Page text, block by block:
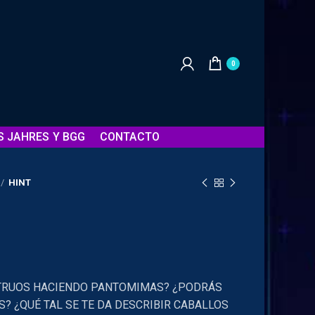
0
JAHRES Y BGG CONTACTO
HINT
HACIENDO PANTOMIMAS? ¿PODRÁS
¿QUÉ TAL SE TE DA DESCRIBIR CABALLOS